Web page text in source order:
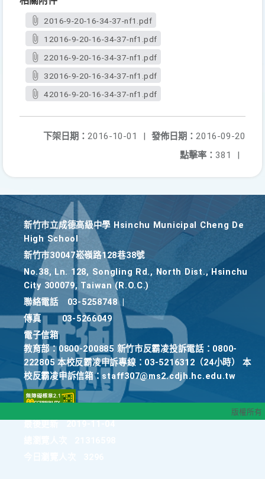
2016-9-20-16-34-37-nf1.pdf
12016-9-20-16-34-37-nf1.pdf
22016-9-20-16-34-37-nf1.pdf
32016-9-20-16-34-37-nf1.pdf
42016-9-20-16-34-37-nf1.pdf
發佈日期： 2016-09-20
下架日期： 2016-10-01
|
點擊率： 381 |
新竹巿立成德高級中學 Hsinchu Municipal Cheng De
High School
新竹巿30047崧嶺路128巷38號
No.38, Ln. 128, Songling Rd., North Dist., Hsinchu
City 300079, Taiwan (R.O.C.)
聯絡電話
03-5258748
傳真
03-5266049
電子信箱
教育部：0800-200885 新竹市反霸凌投訴電話：0800-
222805 本校反霸凌申訴專線：03-5216312（24小時） 本
校反霸凌申訴信箱：staff307@ms2.cdjh.hc.edu.tw
版權所有